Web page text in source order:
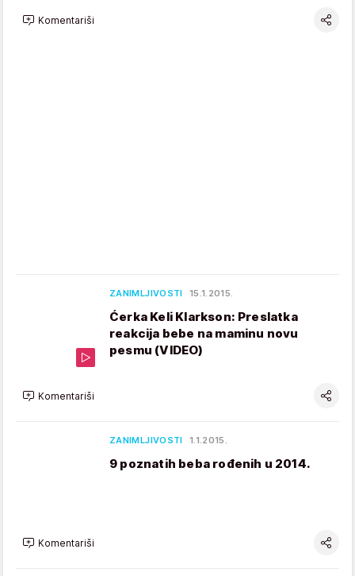
Komentariši
ZANIMLJIVOSTI 15.1.2015.
Ćerka Keli Klarkson: Preslatka
reakcija bebe na maminu novu
pesmu (VIDEO)
Komentariši
ZANIMLJIVOSTI 1.1.2015.
9 poznatih beba rođenih u 2014.
Komentariši